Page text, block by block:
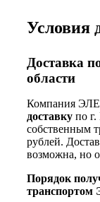
Условия
Доставка
области
Компания
доставку по
собственным
рублей.
возможна, но
Порядок